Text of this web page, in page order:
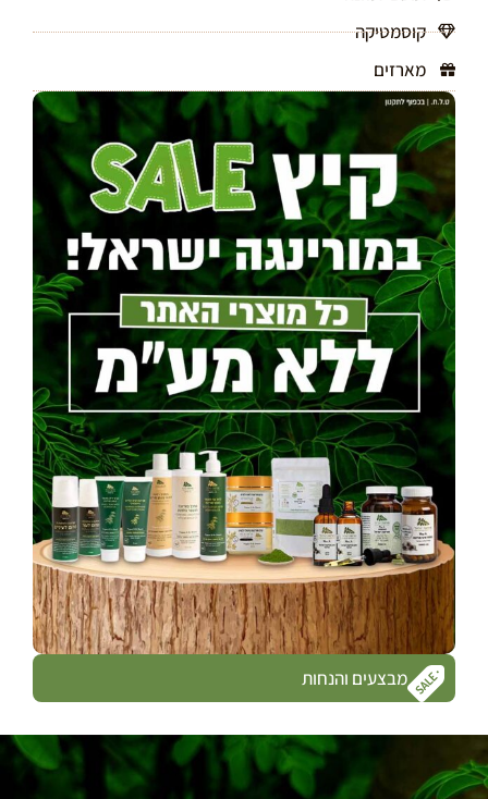
קוסמטיקה
מארזים
מבצעים והנחות